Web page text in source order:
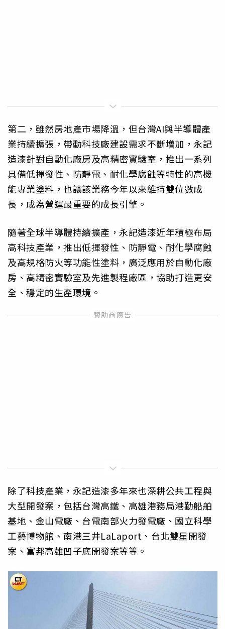
第二，雖然房地產市場降溫，但台灣AI與半導體產
業持續擴張，帶動科技廠建設需求不斷增加，永記
造漆針對自動化廠房及高精密實驗室，推出一系列
具備低揮發性、防靜電、耐化學腐蝕等特性的高機
能專業塗料，也讓該業務今年以來維持雙位數成
長，成為營運最重要的成長引擎。
隨著全球半導體持續擴產，永記造漆近年積極布局
高科技產業，推出低揮發性、防靜電、耐化學腐蝕
及高規格防火等功能性塗料，廣泛應用於自動化廠
房、高精密實驗室及先進製程廠區，協助打造更安
全、穩定的生產環境。
除了科技產業，永記造漆多年來也深耕公共工程與
大型開發案，包括台灣高鐵、高雄港務局港勤船舶
基地、金山電廠、台電南部火力發電廠、國立科學
工藝博物館、南港三井LaLaport、台北雙星開發
案、富邦高雄凹子底開發案等等。